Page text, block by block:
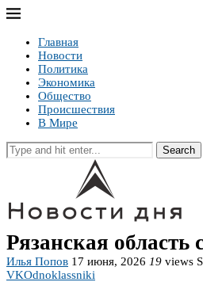
Главная
Новости
Политика
Экономика
Общество
Происшествия
В Мире
Search
Рязанская
Илья Попов 17 июня, 2026 19 views
VKOdnoklassniki